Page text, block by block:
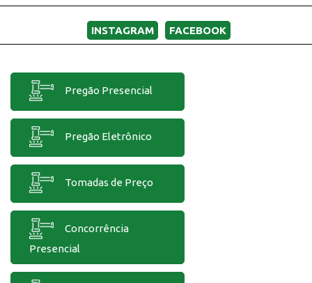
INSTAGRAM FACEBOOK
Pregão Presencial
Pregão Eletrônico
Tomadas de Preço
Concorrência
Presencial